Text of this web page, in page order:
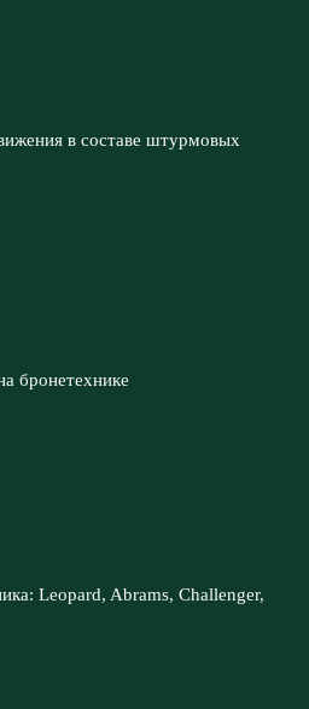
в составе штурмовых
бронетехнике
Leopard, Abrams, Challenger,